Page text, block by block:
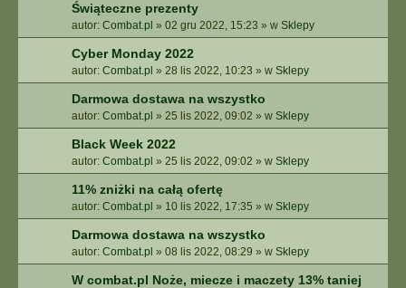
Świąteczne prezenty
autor: Combat.pl » 02 gru 2022, 15:23 » w Sklepy
Cyber Monday 2022
autor: Combat.pl » 28 lis 2022, 10:23 » w Sklepy
Darmowa dostawa na wszystko
autor: Combat.pl » 25 lis 2022, 09:02 » w Sklepy
Black Week 2022
autor: Combat.pl » 25 lis 2022, 09:02 » w Sklepy
11% zniżki na całą ofertę
autor: Combat.pl » 10 lis 2022, 17:35 » w Sklepy
Darmowa dostawa na wszystko
autor: Combat.pl » 08 lis 2022, 08:29 » w Sklepy
W combat.pl Noże, miecze i maczety 13% taniej